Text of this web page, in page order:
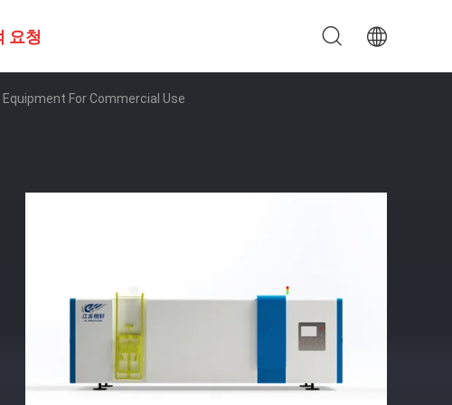
요청
For Commercial Use